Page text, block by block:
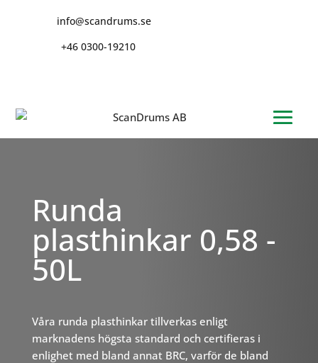
info@scandrums.se
+46 0300-19210
Runda
plasthinkar 0,58 -
50L
Våra runda plasthinkar tillverkas enligt
marknadens högsta standard och certifieras i
enlighet med bland annat BRC, varför de bland